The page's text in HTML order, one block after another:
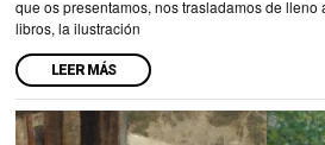
que os presentamos, nos trasladamos de lleno
libros, la ilustración
LEER MÁS